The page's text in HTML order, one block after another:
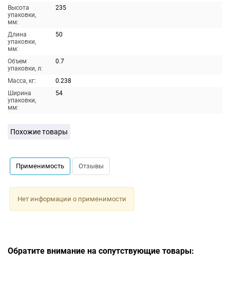
Высота
упаковки,
мм:
235
Длина
упаковки,
мм:
50
Объем
упаковки, л:
0.7
Масса, кг:
0.238
Ширина
упаковки,
мм:
54
Похожие товары
Применимость Отзывы
Нет информации о применимости
Обратите внимание на сопутствующие товары: